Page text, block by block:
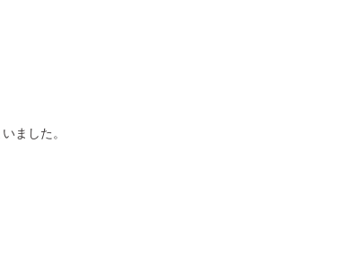
ました。